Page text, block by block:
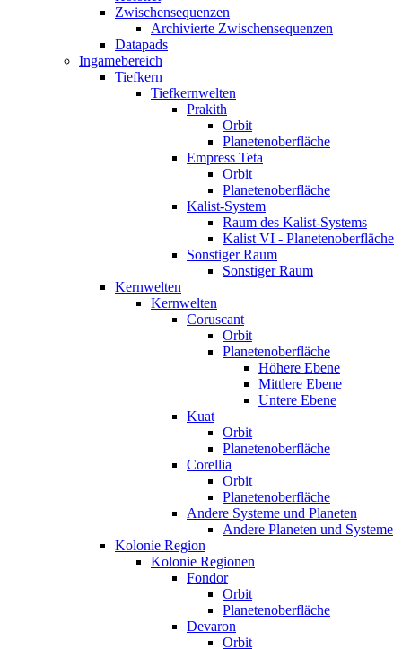
Zwischensequenzen
Archivierte Zwischensequenzen
Datapads
Ingamebereich
Tiefkern
Tiefkernwelten
Prakith
Orbit
Planetenoberfläche
Empress Teta
Orbit
Planetenoberfläche
Kalist-System
Raum des Kalist-Systems
Kalist VI - Planetenoberfläche
Sonstiger Raum
Sonstiger Raum
Kernwelten
Kernwelten
Coruscant
Orbit
Planetenoberfläche
Höhere Ebene
Mittlere Ebene
Untere Ebene
Kuat
Orbit
Planetenoberfläche
Corellia
Orbit
Planetenoberfläche
Andere Systeme und Planeten
Andere Planeten und Systeme
Kolonie Region
Kolonie Regionen
Fondor
Orbit
Planetenoberfläche
Devaron
Orbit